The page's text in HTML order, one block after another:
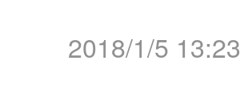
2018/1/5 13:23